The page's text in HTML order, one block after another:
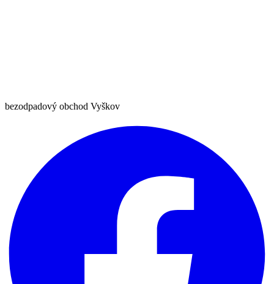
bezodpadový obchod Vyškov